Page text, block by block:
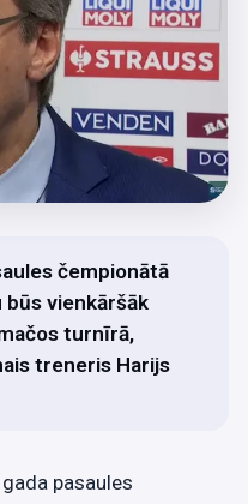
čempionātā
vienkāršāk
turnīrā,
treneris Harijs
pasaules